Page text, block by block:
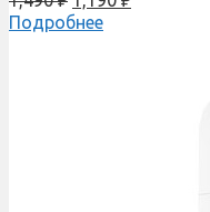
Подробнее